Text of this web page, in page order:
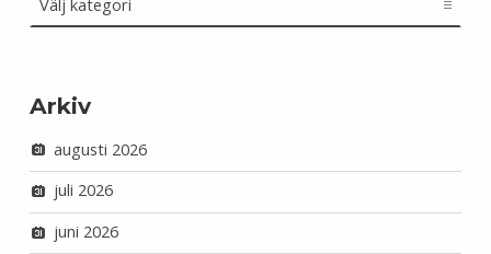
Arkiv
augusti 2026
juli 2026
juni 2026